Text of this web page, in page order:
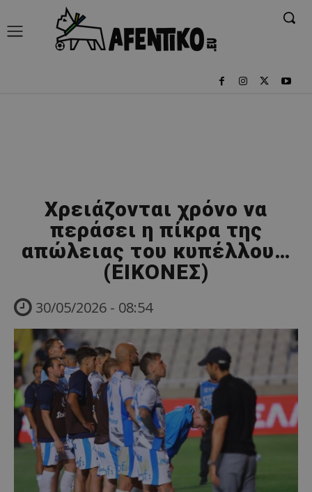
Χρειάζονται χρόνο να
περάσει η πίκρα της
απώλειας του κυπέλλου…
(ΕΙΚΟΝΕΣ)
30/05/2026 - 08:54